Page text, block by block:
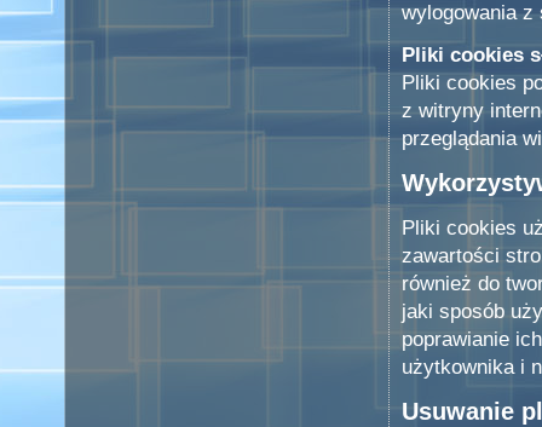
wylogowania z
Pliki cookies
Pliki cookies
z witryny
przeglądania
Pliki cookies
zawartości
również do
jaki sposób
poprawianie
użytkownika i
Usuwanie